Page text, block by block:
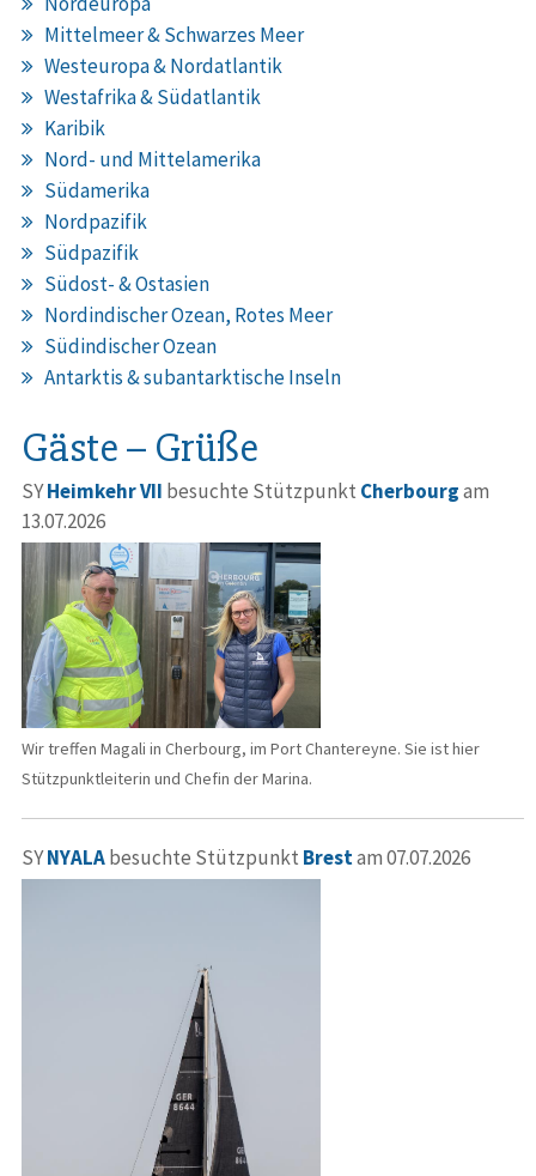
Mittelmeer & Schwarzes Meer
Westeuropa & Nordatlantik
Westafrika & Südatlantik
Karibik
Nord- und Mittelamerika
Südamerika
Nordpazifik
Südpazifik
Südost- & Ostasien
Nordindischer Ozean, Rotes Meer
Südindischer Ozean
Antarktis & subantarktische Inseln
Gäste – Grüße
SYHeimkehr VII besuchte Stützpunkt Cherbourgam
13.07.2026
Wir treffen Magali in Cherbourg, im Port Chantereyne. Sie ist hier
Stützpunktleiterin und Chefin der Marina.
SYNYALAbesuchte Stützpunkt Brestam 07.07.2026